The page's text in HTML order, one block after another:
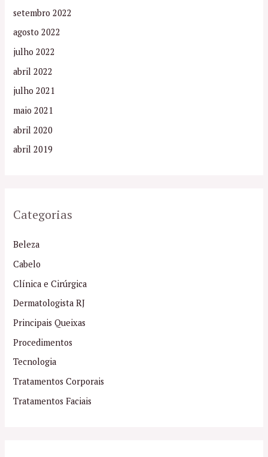
setembro 2022
agosto 2022
julho 2022
abril 2022
julho 2021
maio 2021
abril 2020
abril 2019
Categorias
Beleza
Cabelo
Clínica e Cirúrgica
Dermatologista RJ
Principais Queixas
Procedimentos
Tecnologia
Tratamentos Corporais
Tratamentos Faciais